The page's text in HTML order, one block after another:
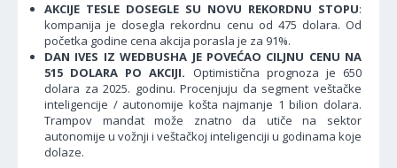
AKCIJE TESLE DOSEGLE SU NOVU REKORDNU STOPU:
kompanija je dosegla rekordnu cenu od 475 dolara. Od
početka godine cena akcija porasla je za 91%.
DAN IVES IZ WEDBUSHA JE POVEĆAO CILJNU CENU NA
515 DOLARA PO AKCIJI. Optimistična prognoza je 650
dolara za 2025. godinu. Procenjuju da segment veštačke
inteligencije / autonomije košta najmanje 1 bilion dolara.
Trampov mandat može znatno da utiče na sektor
autonomije u vožnji i veštačkoj inteligenciji u godinama koje
dolaze.